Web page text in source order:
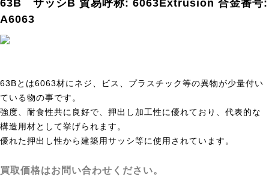
事業紹介
会社情報
採用情報
TEL: 045-444-6333
お問い合わせ
63B サッシB 貿易呼称: 6063Extrusion 合金番号:
A6063
63Bとは6063材にネジ、ビス、プラスチック等の異物が少量付い
ている物の事です。
強度、耐食性共に良好で、押出し加工性に優れており、代表的な
構造用材として挙げられます。
優れた押出し性から建築用サッシ等に使用されています。
買取価格はお問い合わせください。